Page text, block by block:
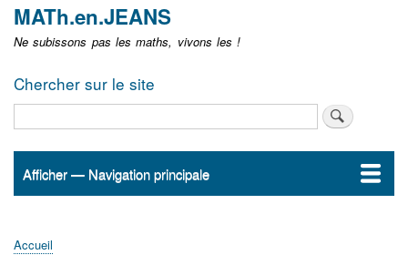
MATh.en.JEANS
Ne subissons pas les maths, vivons les !
Chercher sur le site
Navigation
Afficher — Navigation principale
Accueil
ActualitésMATh.en.JEANS ?
Régions et Ateliers
Créer, gérer un atelier
Sujets/Publications
Congrès
Accueil